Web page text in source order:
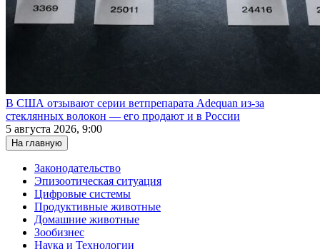
В США отзывают серии ветпрепарата Adequan из-за
стеклянных волокон — его продают и в России
5 августа 2026, 9:00
На главную
Законодательство
Эпизоотическая ситуация
Цифровые системы
Продуктивные животные
Домашние животные
Зообизнес
Наука и Технологии